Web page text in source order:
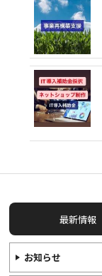
最新情報
お知らせ